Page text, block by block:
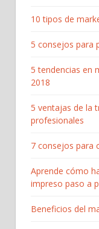
10 tipos de
5 consejos para
5 tendencias en
2018
5 ventajas de la
profesionales
7 consejos para
Aprende cómo
impreso paso a
Beneficios del